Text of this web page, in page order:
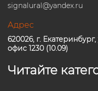
signalural@yandex.ru
Адрес
620026, г.
офис 1230 (10.09)
Читайте